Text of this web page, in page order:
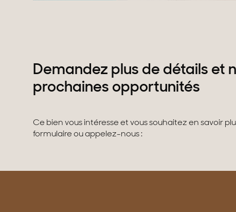
Demandez plus de détails et
prochaines opportunités
Ce bien vous intéresse et vous souhaitez en savoir
formulaire ou appelez-nous :